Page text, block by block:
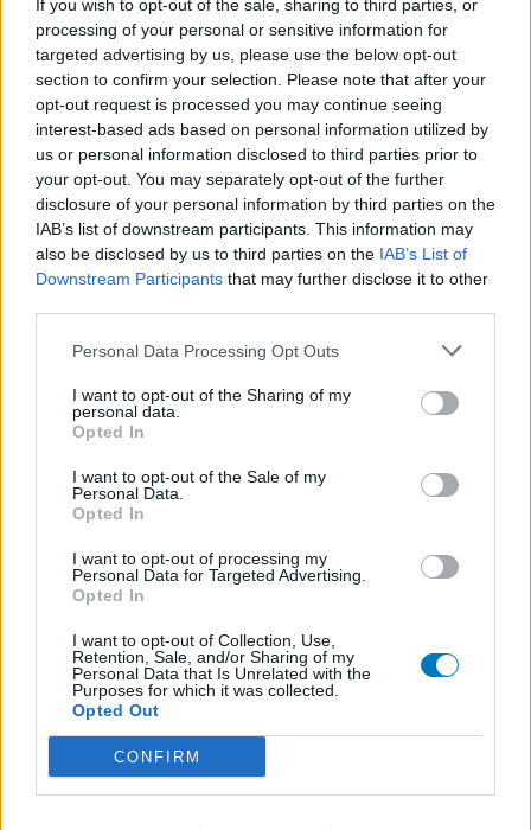
If you wish to opt-out of the sale, sharing to third parties, or
processing of your personal or sensitive information for
targeted advertising by us, please use the below opt-out
section to confirm your selection. Please note that after your
opt-out request is processed you may continue seeing
interest-based ads based on personal information utilized by
us or personal information disclosed to third parties prior to
your opt-out. You may separately opt-out of the further
disclosure of your personal information by third parties on the
IAB’s list of downstream participants. This information may
also be disclosed by us to third parties on the IAB’s List of
Downstream Participants that may further disclose it to other
Personal Data Processing Opt Outs
I want to opt-out of the Sharing of my
personal data.
Opted In
I want to opt-out of the Sale of my
Personal Data.
Opted In
I want to opt-out of processing my
Personal Data for Targeted Advertising.
Opted In
I want to opt-out of Collection, Use,
Retention, Sale, and/or Sharing of my
Personal Data that Is Unrelated with the
Purposes for which it was collected.
Opted Out
CONFIRM
aux utilisateurs et pas celle du propriétaire de ce site web.
N’oubliez-pas que les expériences peuvent varier selon les
individus et que pour tout avis médical, il faut toujours prendre
contact avec votre médecin ou votre pharmacien.